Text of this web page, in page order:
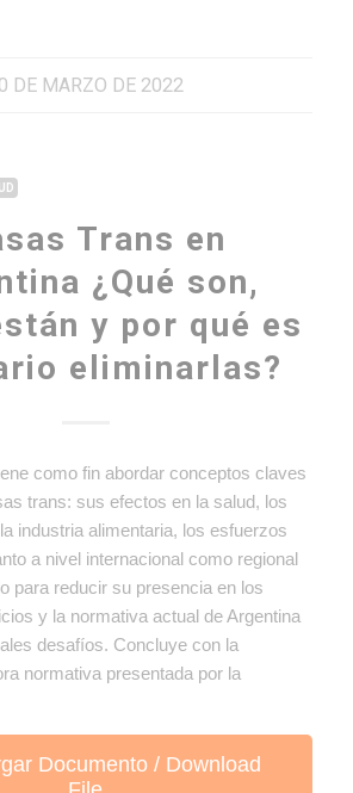
DE MARZO DE 2022
Trans en
¿Qué son,
y por qué es
eliminarlas?
como fin abordar conceptos claves
trans: sus efectos en la salud, los
industria alimentaria, los esfuerzos
a nivel internacional como regional
para reducir su presencia en los
y la normativa actual de Argentina
desafíos. Concluye con la
normativa presentada por la
Documento / Download